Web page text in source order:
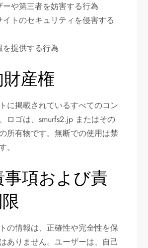
ーや第三者を妨害する行為
イトのセキュリティを侵害する
を提供する行為
産権
に掲載されているすべてのコン
ロゴは、smurfs2.jp またはその
所有物です。無断での使用は禁
。
項および責
の情報は、正確性や完全性を保
ありません。ユーザーは、自己